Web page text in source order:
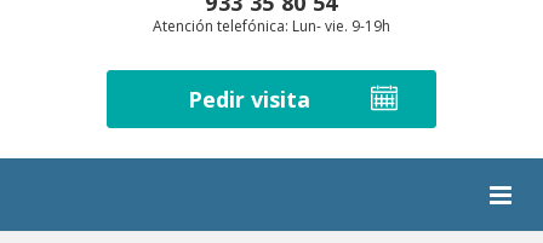
Atención telefónica: Lun- vie. 9-19h
Pedir visita